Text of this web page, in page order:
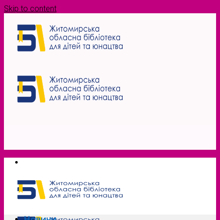
Skip to content